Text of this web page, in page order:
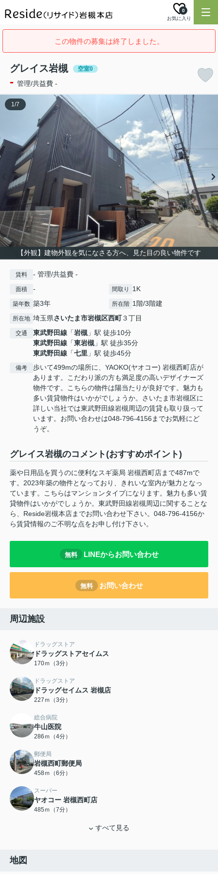
お気に入り
0
この物件の募集は終了しました。
グレイス岩槻 空室0
- 管理/共益費 -
【外観】建物外観を気になさる方へ、見た目の良い物件です
1/7
賃料 - 管理/共益費 -
面積 - 間取り 1K
築年数 築3年 所在階 1階/3階建
所在地 埼玉県さいたま市岩槻区西町３丁目
交通 東武野田線 「岩槻 」駅 徒歩10分
東武野田線 「東岩槻 」駅 徒歩35分
東武野田線 「七里 」駅 徒歩45分
備考
歩いて499mの場所に、YAOKO(ヤオコー) 岩槻西町店が
あります。こだわり派の方も満足度の高いデザイナーズ
物件です。こちらの物件は陽当たりが良好です。魅力も
多い賃貸物件はいかがでしょうか。さいたま市岩槻区に
詳しい当社では東武野田線岩槻周辺の賃貸も取り扱って
います。お問い合わせは048-796-4156までお気軽にど
うぞ。
グレイス岩槻のコメント(おすすめポイント)
薬や日用品を買うのに便利なスギ薬局 岩槻西町店まで487mで
す。2023年築の物件となっており、きれいな室内が魅力となっ
ています。こちらはマンションタイプになります。魅力も多い賃
貸物件はいかがでしょうか。東武野田線岩槻周辺に関することな
ら、Reside岩槻本店までお問い合わせ下さい。048-796-4156か
ら賃貸情報のご不明な点をお申し付け下さい。
無料 LINEからお問い合わせ
無料 お問い合わせ
周辺施設
ドラッグストア
ドラッグストアセイムス
170ｍ（3分）
ドラッグストア
ドラッグセイムス 岩槻店
227ｍ（3分）
総合病院
牛山医院
286ｍ（4分）
郵便局
岩槻西町郵便局
458ｍ（6分）
スーパー
ヤオコー 岩槻西町店
485ｍ（7分）
すべて見る
地図